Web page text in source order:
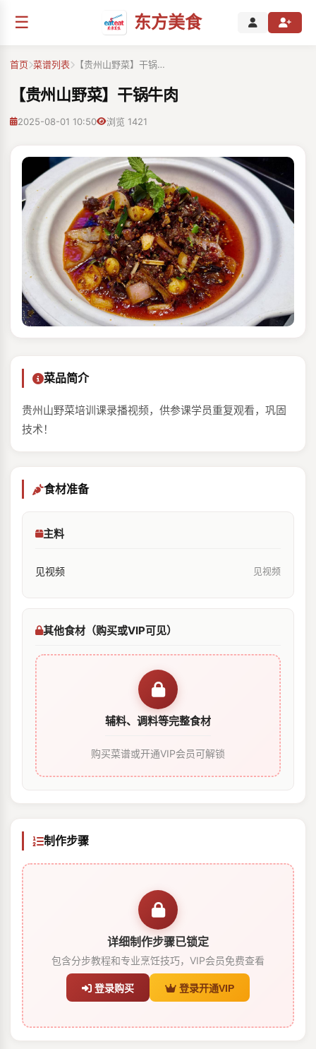
☰ 东方美食
首页 菜谱列表 【贵州山野菜】干锅…
【贵州山野菜】干锅牛肉
2025-08-01 10:50 浏览 1421
菜品简介
贵州山野菜培训课录播视频，供参课学员重复观看，巩固
技术！
食材准备
主料
见视频 见视频
其他食材（购买或VIP可见）
辅料、调料等完整食材
购买菜谱或开通VIP会员可解锁
制作步骤
详细制作步骤已锁定
包含分步教程和专业烹饪技巧，VIP会员免费查看
登录购买 登录开通VIP